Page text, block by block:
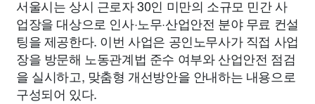
서울시는 상시 근로자 30인 미만의 소규모 민간 사
업장을 대상으로 인사·노무·산업안전 분야 무료 컨설
팅을 제공한다. 이번 사업은 공인노무사가 직접 사업
장을 방문해 노동관계법 준수 여부와 산업안전 점검
을 실시하고, 맞춤형 개선방안을 안내하는 내용으로
구성되어 있다.